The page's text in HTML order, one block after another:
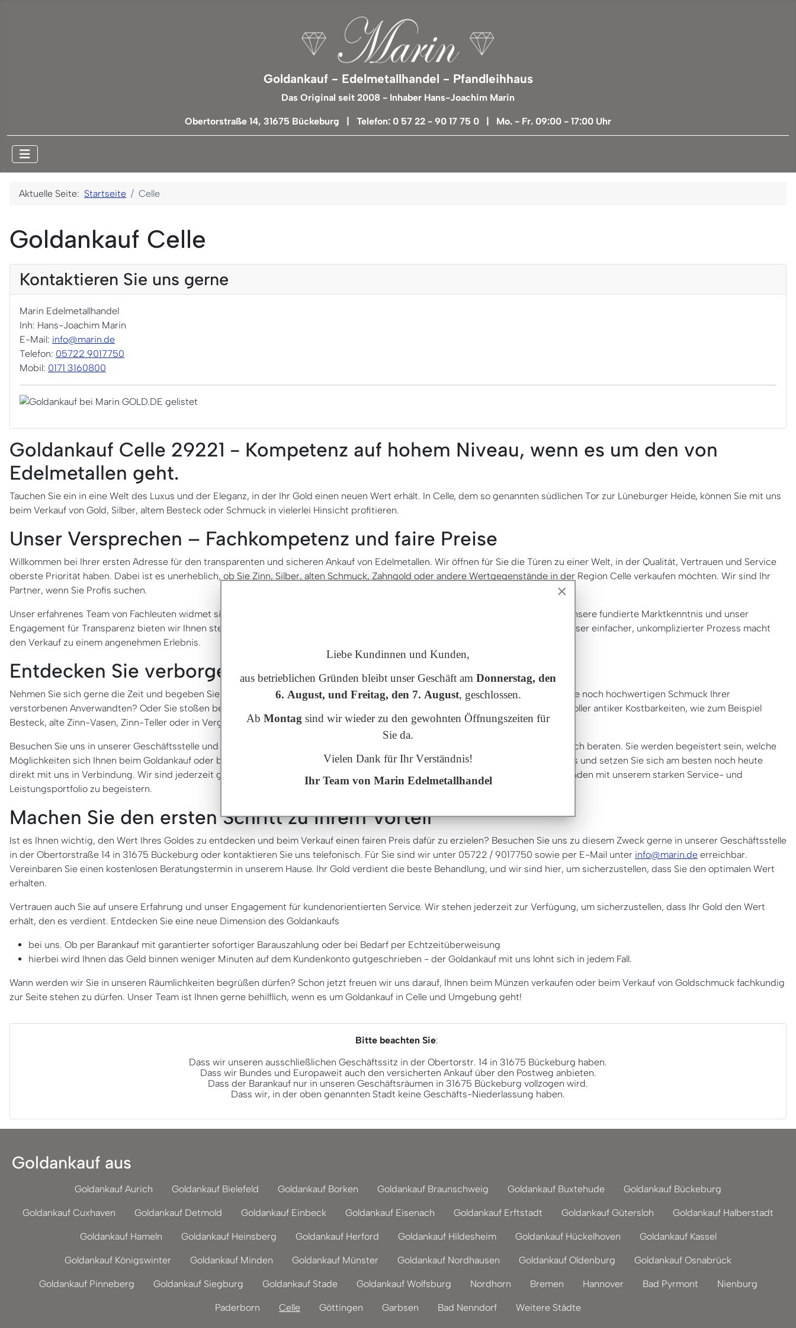
Goldankauf - Edelmetallhandel - Pfandleihhaus
Das Original seit 2008 - Inhaber Hans-Joachim Marin
Obertorstraße 14, 31675 Bückeburg | Telefon: 0 57 22 - 90 17 75 0 | Mo. - Fr. 09:00 - 17:00 Uhr
Aktuelle Seite: Startseite Celle
Goldankauf Celle
Kontaktieren Sie uns gerne
Marin Edelmetallhandel
Inh: Hans-Joachim Marin
E-Mail: info@marin.de
Telefon: 05722 9017750
Mobil: 0171 3160800
Goldankauf Celle 29221 - Kompetenz auf hohem Niveau, wenn es um den von
Edelmetallen geht.
Tauchen Sie ein in eine Welt des Luxus und der Eleganz, in der Ihr Gold einen neuen Wert erhält. In Celle, dem so genannten südlichen Tor zur Lüneburger Heide, können Sie mit uns
beim Verkauf von Gold, Silber, altem Besteck oder Schmuck in vielerlei Hinsicht profitieren.
Unser Versprechen – Fachkompetenz und faire Preise
Willkommen bei Ihrer ersten Adresse für den transparenten und sicheren Ankauf von Edelmetallen. Wir öffnen für Sie die Türen zu einer Welt, in der Qualität, Vertrauen und Service
oberste Priorität haben. Dabei ist es unerheblich, ob Sie Zinn, Silber, alten Schmuck, Zahngold oder andere Wertgegenstände in der Region Celle verkaufen möchten. Wir sind Ihr
Partner, wenn Sie Profis suchen.
Unser erfahrenes Team von Fachleuten widmet sich mit Hingabe und Präzision der Bewertung Ihrer kostbaren Edelmetalle. Durch unsere fundierte Marktkenntnis und unser
Engagement für Transparenz bieten wir Ihnen stets faire und attraktive Angebote. Ihr Gold ist bei uns in den besten Händen, und unser einfacher, unkomplizierter Prozess macht
den Verkauf zu einem angenehmen Erlebnis.
Entdecken Sie verborgene Schätze
Nehmen Sie sich gerne die Zeit und begeben Sie sich in Ihren vier Wänden auf eine Entdeckungsreise. Wer weiß, vielleicht finden Sie noch hochwertigen Schmuck Ihrer
verstorbenen Anverwandten? Oder Sie stoßen bei der Suche im Keller oder auf dem Dachboden auf eine Truhe mit einem Fundus voller antiker Kostbarkeiten, wie zum Beispiel
Besteck, alte Zinn-Vasen, Zinn-Teller oder in Vergessenheit geratenes Zahngold?
Besuchen Sie uns in unserer Geschäftsstelle und lassen Sie sich von unserem freundlichen Kompetenzteam individuell und ausführlich beraten. Sie werden begeistert sein, welche
Möglichkeiten sich Ihnen beim Goldankauf oder beim Verkauf von Silber, Schmuck, Münzen oder Barren bieten. Finden Sie es heraus und setzen Sie sich am besten noch heute
direkt mit uns in Verbindung. Wir sind jederzeit gern für Sie da und haben es uns zur Aufgabe gemacht, unsere anspruchsvollen Kunden mit unserem starken Service- und
Leistungsportfolio zu begeistern.
Machen Sie den ersten Schritt zu Ihrem Vorteil
Ist es Ihnen wichtig, den Wert Ihres Goldes zu entdecken und beim Verkauf einen fairen Preis dafür zu erzielen? Besuchen Sie uns zu diesem Zweck gerne in unserer Geschäftsstelle
in der Obertorstraße 14 in 31675 Bückeburg oder kontaktieren Sie uns telefonisch. Für Sie sind wir unter 05722 / 9017750 sowie per E-Mail unter info@marin.de erreichbar.
Vereinbaren Sie einen kostenlosen Beratungstermin in unserem Hause. Ihr Gold verdient die beste Behandlung, und wir sind hier, um sicherzustellen, dass Sie den optimalen Wert
erhalten.
Vertrauen auch Sie auf unsere Erfahrung und unser Engagement für kundenorientierten Service. Wir stehen jederzeit zur Verfügung, um sicherzustellen, dass Ihr Gold den Wert
erhält, den es verdient. Entdecken Sie eine neue Dimension des Goldankaufs
bei uns. Ob per Barankauf mit garantierter sofortiger Barauszahlung oder bei Bedarf per Echtzeitüberweisung
hierbei wird Ihnen das Geld binnen weniger Minuten auf dem Kundenkonto gutgeschrieben - der Goldankauf mit uns lohnt sich in jedem Fall.
Wann werden wir Sie in unseren Räumlichkeiten begrüßen dürfen? Schon jetzt freuen wir uns darauf, Ihnen beim Münzen verkaufen oder beim Verkauf von Goldschmuck fachkundig
zur Seite stehen zu dürfen. Unser Team ist Ihnen gerne behilflich, wenn es um Goldankauf in Celle und Umgebung geht!
Bitte beachten Sie:
Dass wir unseren ausschließlichen Geschäftssitz in der Obertorstr. 14 in 31675 Bückeburg haben.
Dass wir Bundes und Europaweit auch den versicherten Ankauf über den Postweg anbieten.
Dass der Barankauf nur in unseren Geschäftsräumen in 31675 Bückeburg vollzogen wird.
Dass wir, in der oben genannten Stadt keine Geschäfts-Niederlassung haben.
Goldankauf aus
Goldankauf Aurich Goldankauf Bielefeld Goldankauf Borken Goldankauf Braunschweig Goldankauf Buxtehude Goldankauf Bückeburg
Goldankauf Cuxhaven Goldankauf Detmold Goldankauf Einbeck Goldankauf Eisenach Goldankauf Erftstadt Goldankauf Gütersloh Goldankauf Halberstadt
Goldankauf Hameln Goldankauf Heinsberg Goldankauf Herford Goldankauf Hildesheim Goldankauf Hückelhoven Goldankauf Kassel
Goldankauf Königswinter Goldankauf Minden Goldankauf Münster Goldankauf Nordhausen Goldankauf Oldenburg Goldankauf Osnabrück
Goldankauf Pinneberg Goldankauf Siegburg Goldankauf Stade Goldankauf Wolfsburg Nordhorn Bremen Hannover Bad Pyrmont Nienburg
Paderborn Celle Göttingen Garbsen Bad Nenndorf Weitere Städte
×
Liebe Kundinnen und Kunden,
aus betrieblichen Gründen bleibt unser Geschäft am Donnerstag, den
6. August, und Freitag, den 7. August, geschlossen.
Ab Montag sind wir wieder zu den gewohnten Öffnungszeiten für
Sie da.
Vielen Dank für Ihr Verständnis!
Ihr Team von Marin Edelmetallhandel